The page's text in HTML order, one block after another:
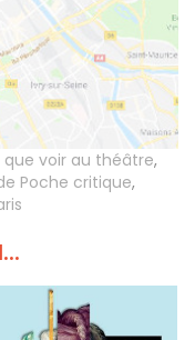
que voir au théâtre,
Poche critique,